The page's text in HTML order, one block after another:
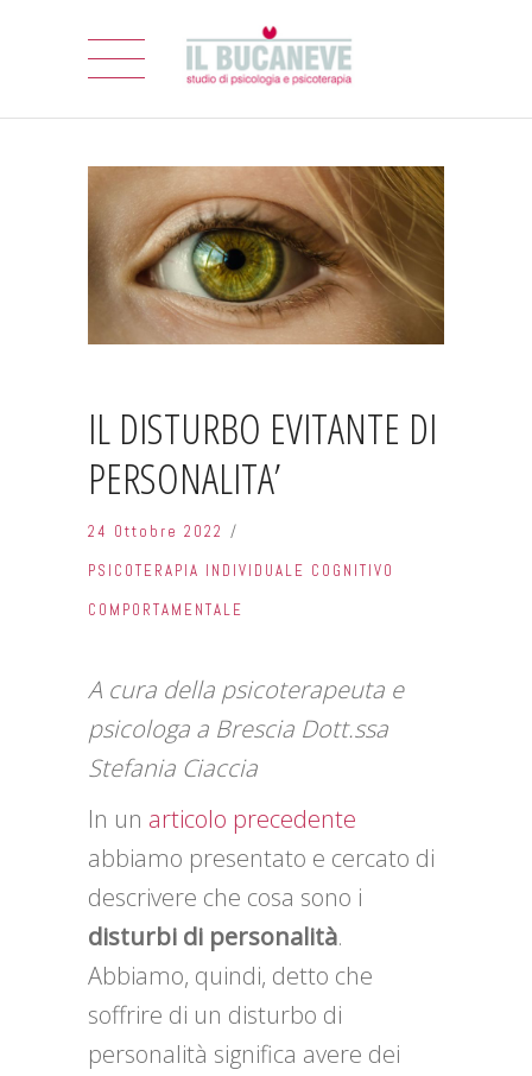
IL DISTURBO EVITANTE DI
PERSONALITA’
24 Ottobre 2022
PSICOTERAPIA INDIVIDUALE COGNITIVO
COMPORTAMENTALE
A cura della psicoterapeuta e
psicologa a Brescia Dott.ssa
Stefania Ciaccia
In un articolo precedente
abbiamo presentato e cercato di
descrivere che cosa sono i
disturbi di personalità.
Abbiamo, quindi, detto che
soffrire di un disturbo di
personalità significa avere dei